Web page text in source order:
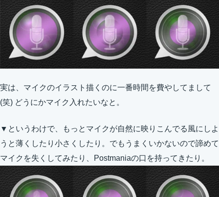
実は、マイクのイラスト描くのに一番時間を費やしてまして
(笑) どうにかマイク入れたいなと。
▼というわけで、もっとマイクが自然に映りこんでる風にしよ
うと薄くしたり小さくしたり。でもうまくいかないので諦めて
マイクを失くしてみたり、Postmaniaの口を持ってきたり。